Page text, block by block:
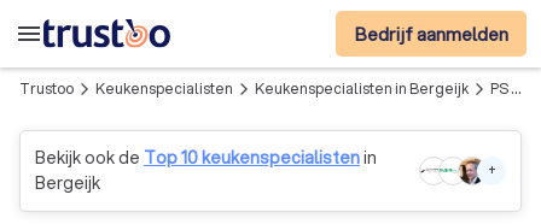
menu Bedrijf aanmelden
Trustoo arrow_forward_ios Keukenspecialisten arrow_forward_ios Keukenspecialisten in Bergeijk arrow_forward_ios PS Timmerwerken & Afbouw
Bekijk ook de Top 10 keukenspecialistenin
Bergeijk
+